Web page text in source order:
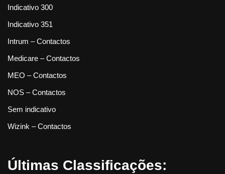
Indicativo 300
Indicativo 351
Intrum – Contactos
Medicare – Contactos
MEO – Contactos
NOS – Contactos
Sem indicativo
Wizink – Contactos
Últimas Classificações: